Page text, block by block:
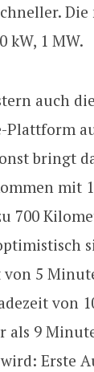
Die
kW, 1 MW.
auch
bringt
mit
700
von 5
von
als 9
Erste